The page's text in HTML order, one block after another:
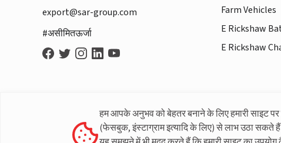
export@sar-group.com
#असीमितऊर्जा
Farm Vehicles
E Rickshaw
E Rickshaw
हम आपके अनुभव को बेहतर बनाने के लिए हमारी साइट
(फेसबुक, इंस्टाग्राम इत्यादि के लिए) से लाभ उठा